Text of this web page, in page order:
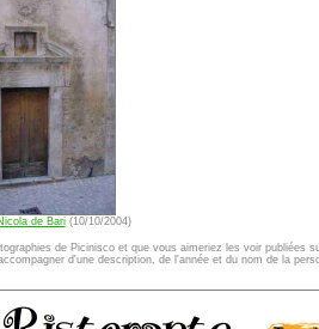
de Bari(10/10/2004)
de Picinisco et que vous aimeriez les voir publiées
d'une description, de l'année et du nom de la